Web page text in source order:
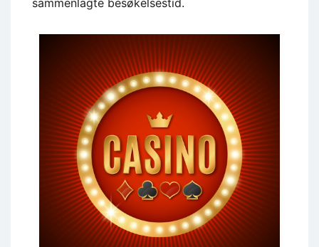
sammenlagte besøkelsestid.